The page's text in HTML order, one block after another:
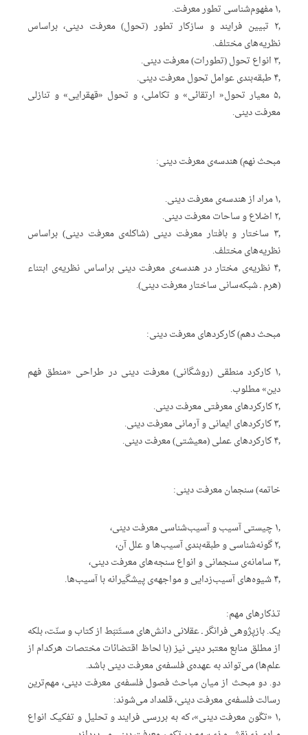
۱٫ مفهوم‌شناسی تطور معرفت.
۲٫ تبیین فرایند و سازکار تطور (تحول) معرفت دینی، براساس
نظریه‌های مختلف.
۳٫ انواع تحول (تطورات) معرفت دینی.
۴٫ طبقه‌بندی عوامل تحول معرفت دینی.
۵٫ معیار تحول« ارتقائی» و تکاملی، و تحول «قهقرایی» و تنازلی
معرفت دینی.
مبحث نهم) هندسه‌ی معرفت دینی:
۱٫ مراد از هندسه‌ی معرفت دینی.
۲٫ اضلاع و ساحات معرفت دینی.
۳٫ ساختار و بافتار معرفت دینی (شاکله‌ی معرفت دینی) براساس
نظریه‌های مختلف.
۴٫ نظریه‌ی مختار در هندسه‌ی معرفت دینی براساس نظریه‌ی ابتناء
(هرم ـ شبکه‌سانی ساختار معرفت دینی).
مبحث دهم) کارکردهای معرفت دینی:
۱٫ کارکرد منطقی (روشگانی) معرفت دینی در طراحی «منطق فهم
دین» مطلوب.
۲٫ کارکردهای معرفتی معرفت دینی.
۳٫ کارکردهای ایمانی و آرمانی معرفت دینی.
۴٫ کارکردهای عملی (معیشتی) معرفت دینی.
خاتمه) سنجمان معرفت دینی:
۱٫ چیستی آسیب و آسیب‌شناسی معرفت دینی،
۲٫ گونه‌شناسی و طبقه‌بندی آسیب‌ها و علل آن،
۳٫ سامانه‌ی سنجمانی و انواع سنجه‌های معرفت دینی،
۴٫ شیوه‌های آسیب‌زدایی و مواجهه‌ی پیشگیرانه با آسیب‌ها.
تـذکارهای مهم:
یک. بازپژوهی فرانگر ـ عقلانی دانش‌های مستَنبَط از کتاب و سنّت، بلکه
از مطلق منابع معتبر دینی نیز (با لحاظ اقتضائات مختصات هرکدام از
علم‌ها) می‌تواند به ‌عهده‌ی فلسفه‌ی معرفت دینی باشد.
دو. دو مبحث از میان مباحث فصول فلسفه‌ی معرفت دینی، مهم‌ترین
رسالت فلسفه‌ی معرفت دینی، قلمداد می‌شوند:
۱٫ «تکّون معرفت دینی»، که به بررسی فرایند و تحلیل و تفکیک انواع